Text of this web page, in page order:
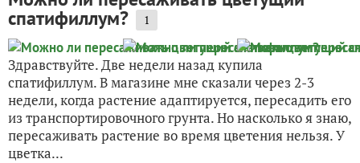
спатифиллум? 1
Здравствуйте. Две недели назад купила
спатифиллум. В магазине мне сказали через 2-3
недели, когда растение адаптируется, пересадить его
из транспортировочного грунта. Но насколько я знаю,
пересаживать растение во время цветения нельзя. У
цветка...